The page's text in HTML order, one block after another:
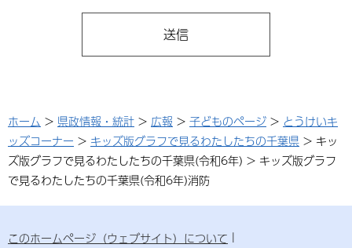
ホーム > 県政情報・統計 > 広報 > 子どものページ > とうけいキ
ッズコーナー > キッズ版グラフで見るわたしたちの千葉県 > キッ
ズ版グラフで見るわたしたちの千葉県(令和6年) > キッズ版グラフ
で見るわたしたちの千葉県(令和6年)消防
このホームページ（ウェブサイト）について